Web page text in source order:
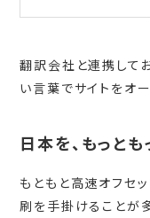
翻訳会社と連携して
い言葉でサイトをオ
日本を、もっとも
もともと高速オフセ
刷を手掛けることが